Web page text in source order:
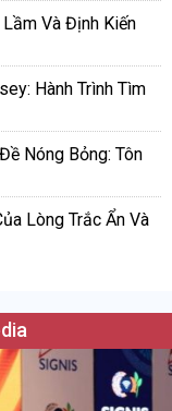
Và Định Kiến
Hành Trình Tìm
Nóng Bỏng: Tôn
Lòng Trắc Ẩn Và